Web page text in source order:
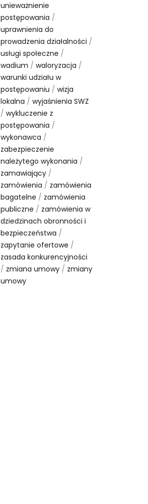
unieważnienie
postępowania /
uprawnienia do
prowadzenia działalności /
usługi społeczne /
wadium / waloryzacja /
warunki udziału w
postępowaniu / wizja
lokalna / wyjaśnienia SWZ
/ wykluczenie z
postępowania /
wykonawca /
zabezpieczenie
należytego wykonania /
zamawiający /
zamówienia / zamówienia
bagatelne / zamówienia
publiczne / zamówienia w
dziedzinach obronności i
bezpieczeństwa /
zapytanie ofertowe /
zasada konkurencyjności
/ zmiana umowy / zmiany
umowy